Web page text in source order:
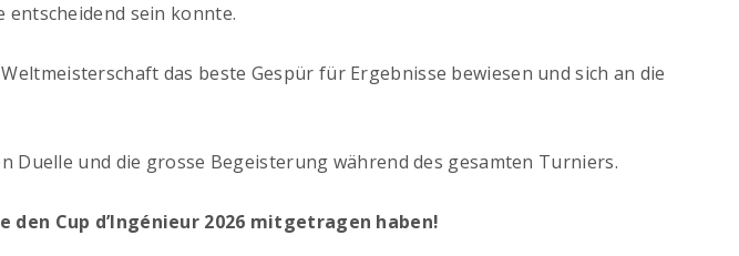
entscheidend sein konnte.
das beste Gespür für Ergebnisse bewiesen und sich an die
Duelle und die grosse Begeisterung während des gesamten Turniers.
Cup d’Ingénieur 2026 mitgetragen haben!